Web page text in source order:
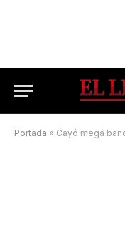
Portada » Cayó mega